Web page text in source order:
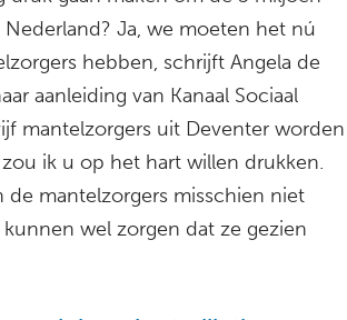
Ja, we moeten het nú
hebben, schrijft Angela de
aanleiding van Kanaal Sociaal
mantelzorgers uit Deventer worden
zou ik u op het hart willen drukken.
de mantelzorgers misschien niet
wel zorgen dat ze gezien